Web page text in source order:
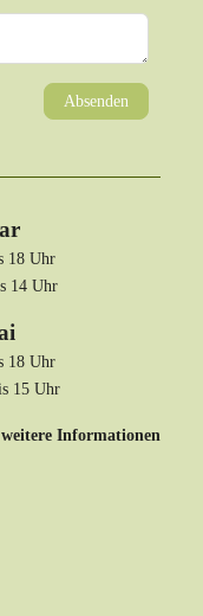
Absenden
Uhr
Uhr
Uhr
Uhr
weitere Informationen